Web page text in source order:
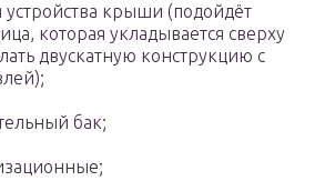
устройства крыши (подойдёт
которая укладывается сверху
двускатную конструкцию с
бак;